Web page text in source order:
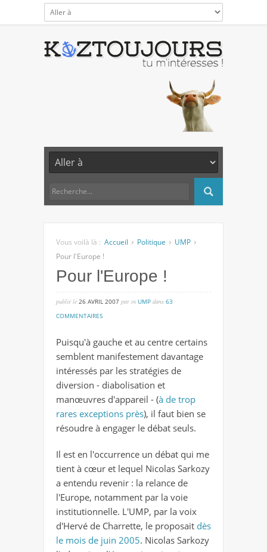
Vous voilà là : Accueil Politique
UMP
Pour l'Europe !
Pour l'Europe !
publié lé 26 AVRIL 2007 par in UMP dans 63
COMMENTAIRESsur
l'europe
!
Puisqu'à gauche et au centre certains
semblent manifestement davantage
intéressés par les stratégies de
diversion - diabolisation et
manœuvres d'appareil - (à de trop
rares exceptions près), il faut bien se
résoudre à engager le débat seuls.
Il est en l'occurrence un débat qui me
tient à cœur et lequel Nicolas Sarkozy
a entendu revenir : la relance de
l'Europe, notamment par la voie
institutionnelle. L'UMP, par la voix
d'Hervé de Charrette, le proposait dès
le mois de juin 2005. Nicolas Sarkozy